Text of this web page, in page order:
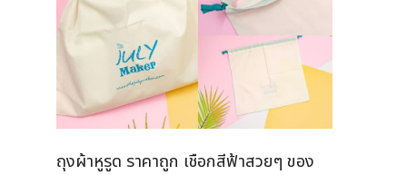
ถุงผ้าหูรูด ราคาถูก เชือกสีฟ้าสวยๆ ของ